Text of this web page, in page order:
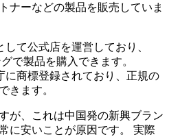
ナーなどの製品を販売していま
て公式店を運営しており、
で製品を購入できます。
に商標登録されており、正規の
きます。
が、これは中国発の新興ブラン
に安いことが原因です。 実際